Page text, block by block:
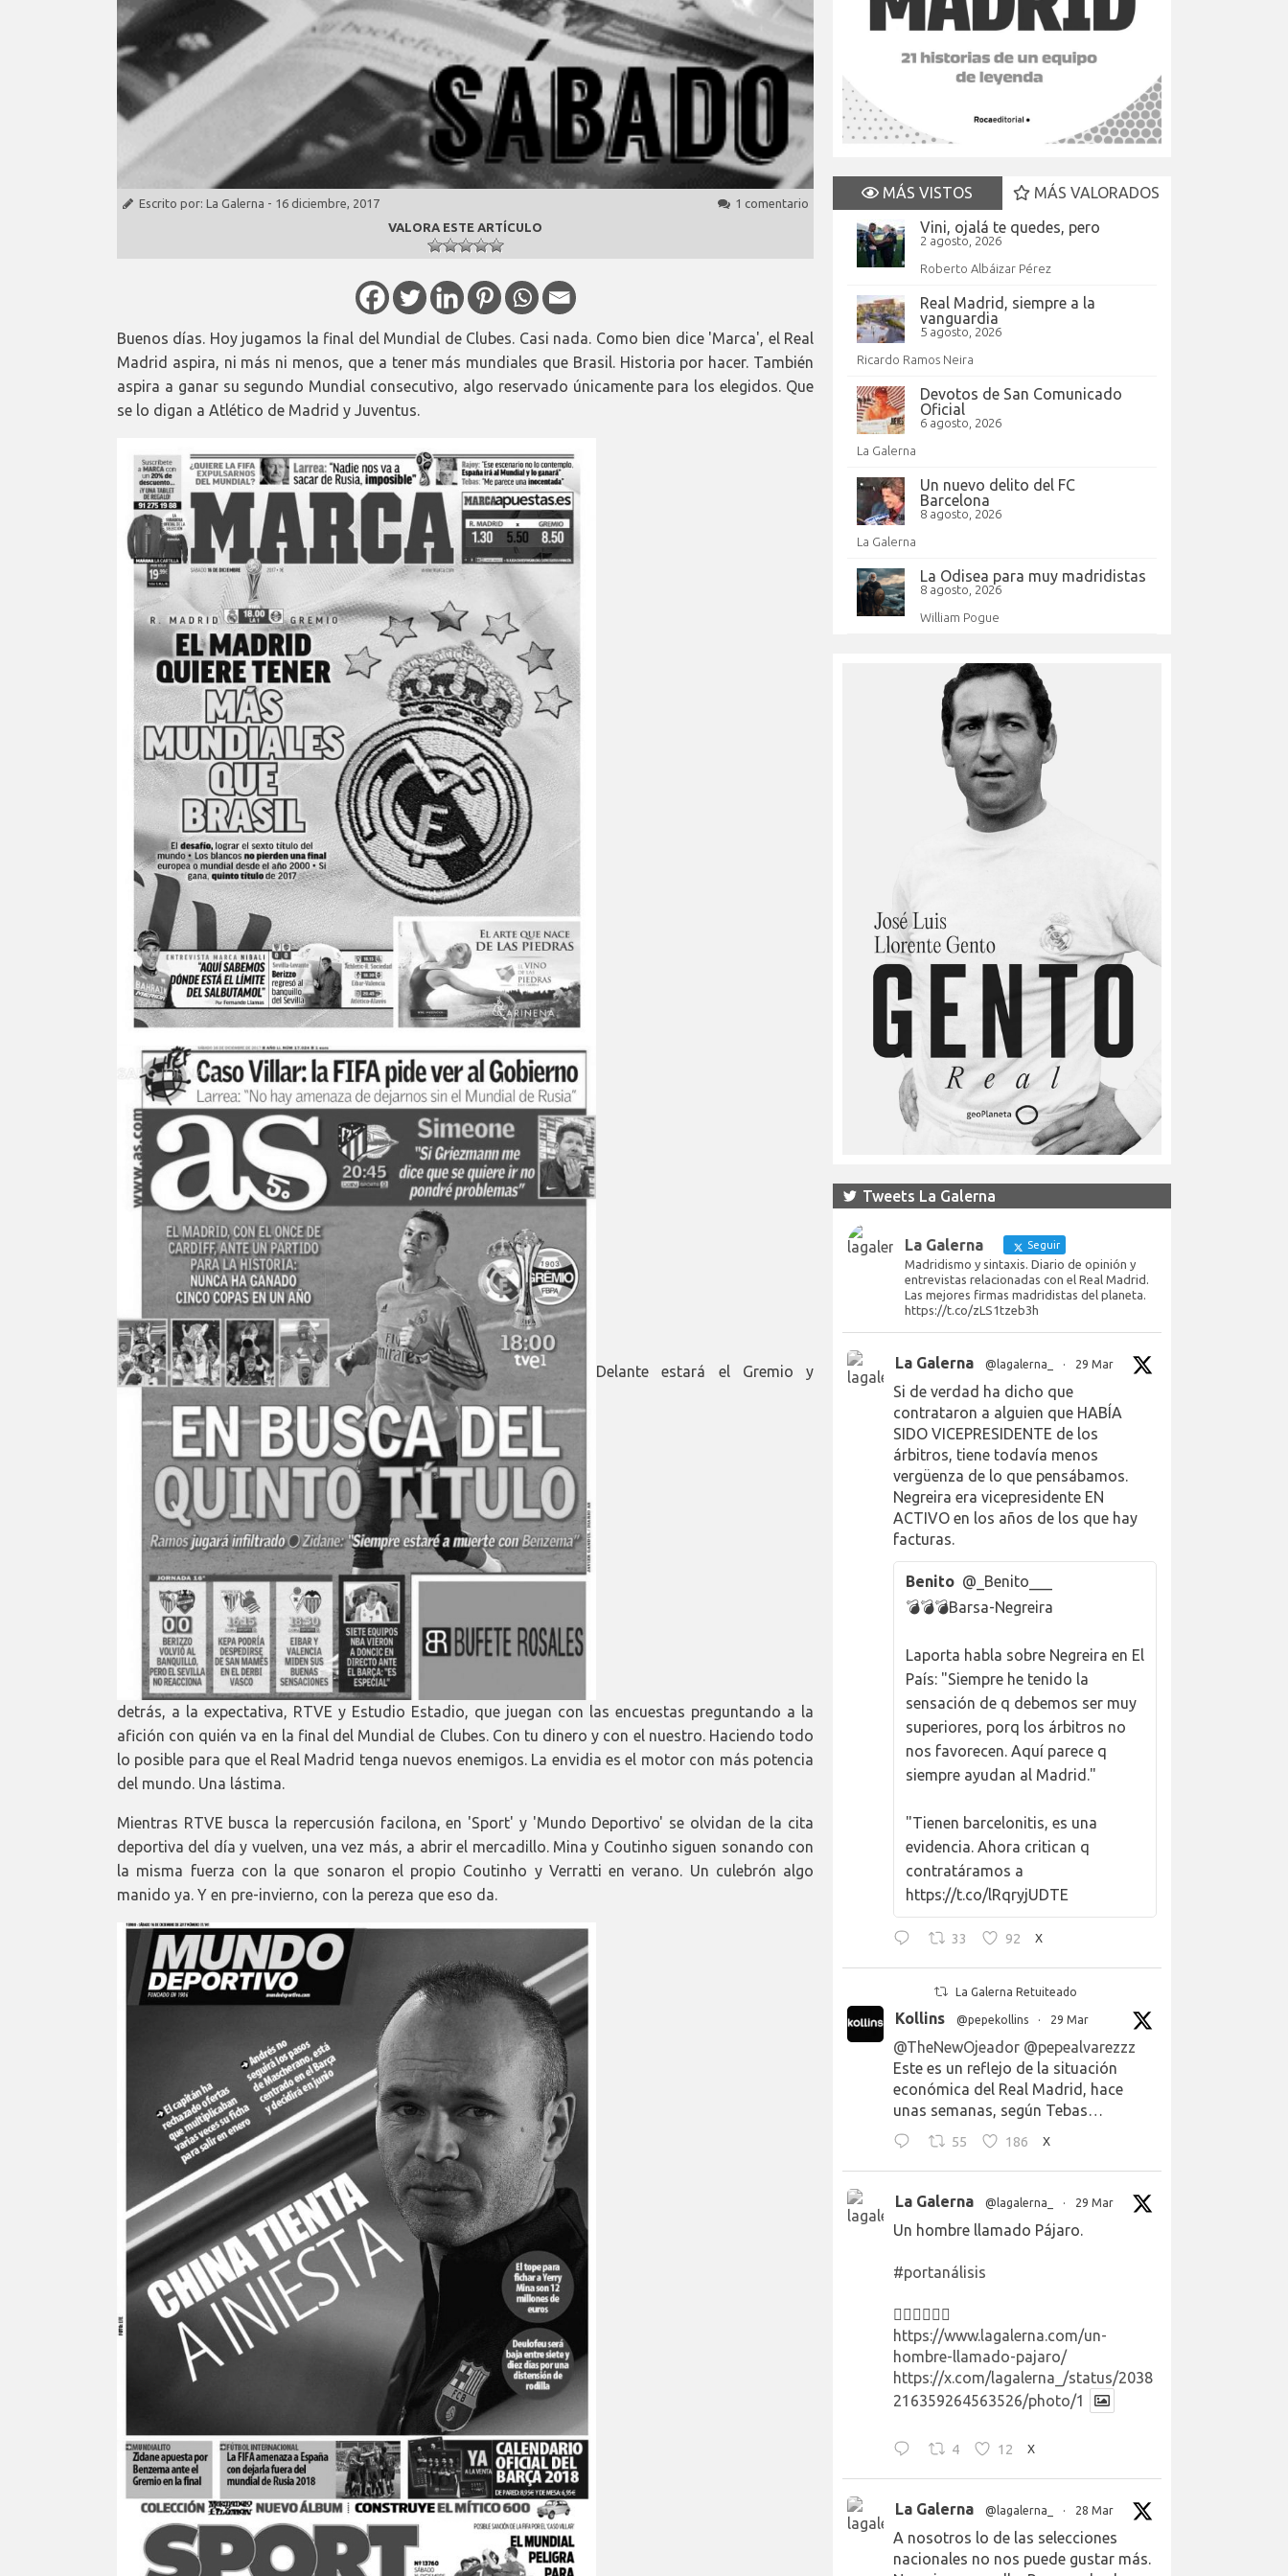
Escrito por: La Galerna - 16 diciembre, 2017
1 comentario
VALORA ESTE ARTÍCULO
Buenos días. Hoy jugamos la final del Mundial de Clubes. Casi nada. Como bien dice 'Marca', el Real
Madrid aspira, ni más ni menos, que a tener más mundiales que Brasil. Historia por hacer. También
aspira a ganar su segundo Mundial consecutivo, algo reservado únicamente para los elegidos. Que
se lo digan a Atlético de Madrid y Juventus.
Delante estará el Gremio y
detrás, a la expectativa, RTVE y Estudio Estadio, que juegan con las encuestas preguntando a la
afición con quién va en la final del Mundial de Clubes. Con tu dinero y con el nuestro. Haciendo todo
lo posible para que el Real Madrid tenga nuevos enemigos. La envidia es el motor con más potencia
del mundo. Una lástima.
Mientras RTVE busca la repercusión facilona, en 'Sport' y 'Mundo Deportivo' se olvidan de la cita
deportiva del día y vuelven, una vez más, a abrir el mercadillo. Mina y Coutinho siguen sonando con
la misma fuerza con la que sonaron el propio Coutinho y Verratti en verano. Un culebrón algo
manido ya. Y en pre-invierno, con la pereza que eso da.
MÁS VISTOS
MÁS VALORADOS
Vini, ojalá te quedes, pero
2 agosto, 2026
Roberto Albáizar Pérez
Real Madrid, siempre a la
vanguardia
5 agosto, 2026
Ricardo Ramos Neira
Devotos de San Comunicado
Oficial
6 agosto, 2026
La Galerna
Un nuevo delito del FC
Barcelona
8 agosto, 2026
La Galerna
La Odisea para muy madridistas
8 agosto, 2026
William Pogue
Tweets La Galerna
La Galerna Seguir
Madridismo y sintaxis. Diario de opinión y
entrevistas relacionadas con el Real Madrid.
Las mejores firmas madridistas del planeta.
https://t.co/zLS1tzeb3h
La Galerna @lagalerna_ · 29 Mar
Si de verdad ha dicho que
contrataron a alguien que HABÍA
SIDO VICEPRESIDENTE de los
árbitros, tiene todavía menos
vergüenza de lo que pensábamos.
Negreira era vicepresidente EN
ACTIVO en los años de los que hay
facturas.
Benito @_Benito___
💣💣💣Barsa-Negreira
Laporta habla sobre Negreira en El
País: "Siempre he tenido la
sensación de q debemos ser muy
superiores, porq los árbitros no
nos favorecen. Aquí parece q
siempre ayudan al Madrid."
"Tienen barcelonitis, es una
evidencia. Ahora critican q
contratáramos a
https://t.co/lRqryjUDTE
33 92 X
La Galerna Retuiteado
Kollins @pepekollins · 29 Mar
@TheNewOjeador @pepealvarezzz
Este es un reflejo de la situación
económica del Real Madrid, hace
unas semanas, según Tebas…
55 186 X
La Galerna @lagalerna_ · 29 Mar
Un hombre llamado Pájaro.
#portanálisis
👉🏻👉🏻👉🏻
https://www.lagalerna.com/un-
hombre-llamado-pajaro/
https://x.com/lagalerna_/status/2038
216359264563526/photo/1
4 12 X
La Galerna @lagalerna_ · 28 Mar
A nosotros lo de las selecciones
nacionales no nos puede gustar más.